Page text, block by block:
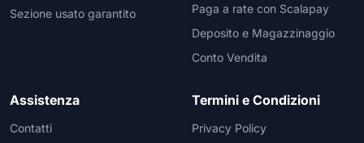
Sezione usato garantito
Paga a rate con Scalapay
Deposito e Magazzinaggio
Conto Vendita
Assistenza
Contatti
Termini e Condizioni
Privacy Policy